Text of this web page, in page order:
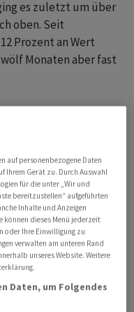
es zuletzt um über
oben. Seit
Prozent an Wert
Monaten aber fast
britischen
Umsatz habe die
Ergebnis
Stark sei
Der durchschnittliche
dem Schnitt des
um 180.000 auf
United Internet am
um 5,7
auf personenbezogene Daten
Ihrem Gerät zu. Durch Auswahl
für die unter „Wir und
bereitzustellen“ aufgeführten
Inhalte und Anzeigen
können dieses Menü jederzeit
oder Ihre Einwilligung zu
verwalten am unteren Rand
unseres Website. Weitere
Daten, um Folgendes